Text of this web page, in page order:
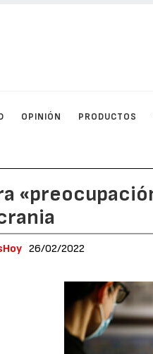
OPINIÓN PRODUCTOS
26/02/2022